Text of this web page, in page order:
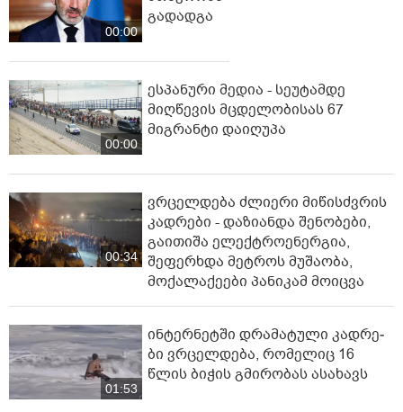
00:00
გადადგა
00:00
ესპანური მედია - სეუტამდე
მიღწევის მცდელობისას 67
მიგრანტი დაიღუპა
00:34
ვრცელდება ძლიერი მიწისძვრის
კადრები - დაზიანდა შენობები,
გაითიშა ელექტროენერგია,
შეფერხდა მეტროს მუშაობა,
მოქალაქეები პანიკამ მოიცვა
01:53
ინ­ტერ­ნეტ­ში დრა­მა­ტუ­ლი კად­რე­
ბი ვრცელდება, რომელიც 16
წლის ბიჭის გმირობას ასახავს